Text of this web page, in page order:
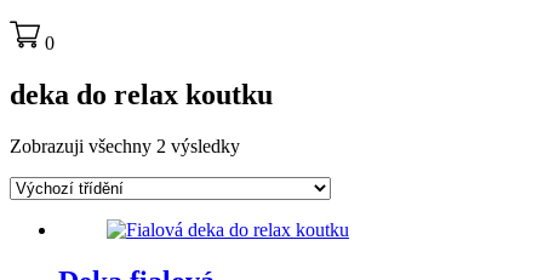
0
deka do relax koutku
Zobrazuji všechny 2 výsledky